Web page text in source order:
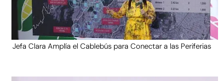
Jefa Clara Amplía el Cablebús para Conectar a las Periferias